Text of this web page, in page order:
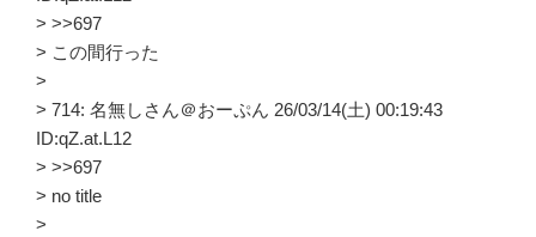
> >>697
> この間行った
>
> 714: 名無しさん＠おーぷん 26/03/14(土) 00:19:43
ID:qZ.at.L12
> >>697
> no title
>